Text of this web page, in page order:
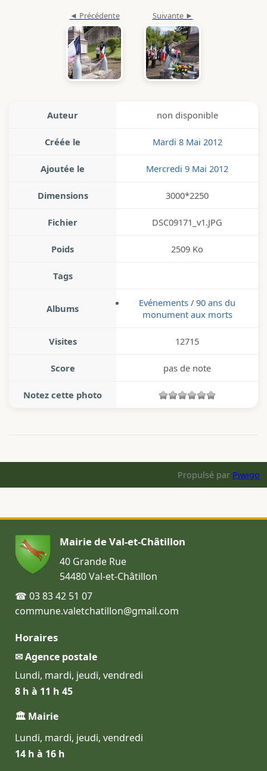
Auteur non disponible
Créée le Mardi 8 Mai 2012
Ajoutée le Mercredi 9 Mai 2012
Dimensions 3000*2250
Fichier DSC09171_v1.JPG
Poids 2509 Ko
Tags
Albums Evénements / 90 ans du
monument aux morts
Visites 12715
Score pas de note
Notez cette photo
Propulsé par Piwigo
Mairie de Val-et-Châtillon
40 Grande Rue
54480 Val-et-Châtillon
☎ 03 83 42 51 07
commune.valetchatillon@gmail.com
Horaires
✉ Agence postale
Lundi, mardi, jeudi, vendredi
8 h à 11 h 45
🏛 Mairie
Lundi, mardi, jeudi, vendredi
14 h à 16 h